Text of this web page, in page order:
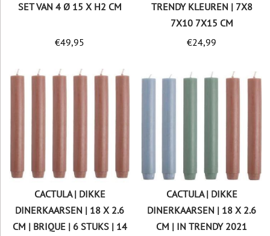
SET VAN 4 Ø 15 X H2 CM
€49,95
TRENDY KLEUREN | 7X8
7X10 7X15 CM
€24,99
CACTULA | DIKKE
DINERKAARSEN | 18 X 2.6
CM | BRIQUE | 6 STUKS | 14
CACTULA | DIKKE
DINERKAARSEN | 18 X 2.6
CM | IN TRENDY 2021